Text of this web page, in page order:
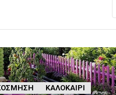
ΚΑΛΟΚΑΊΡΙ